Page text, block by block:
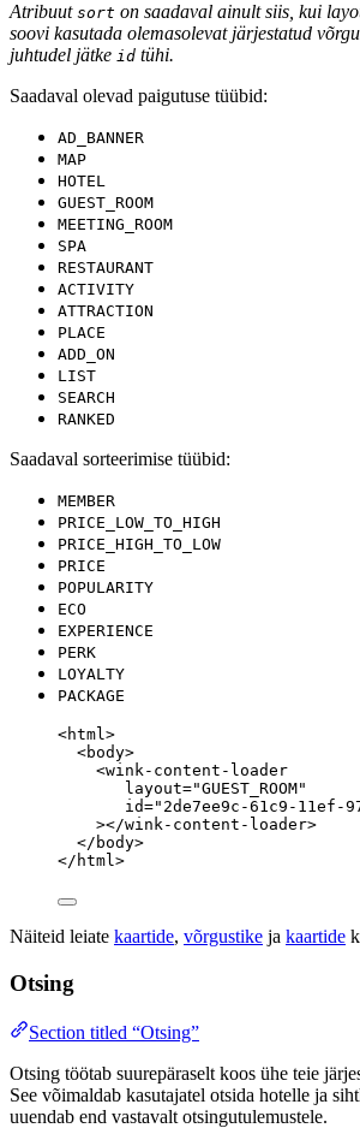
Atribuut sort on saadaval ainult siis, kui
soovi kasutada olemasolevat järjestatud
juhtudel jätke id tühi.
Saadaval olevad paigutuse tüübid:
AD_BANNER
MAP
HOTEL
GUEST_ROOM
MEETING_ROOM
SPA
RESTAURANT
ACTIVITY
ATTRACTION
PLACE
ADD_ON
LIST
SEARCH
RANKED
Saadaval sorteerimise tüübid:
MEMBER
PRICE_LOW_TO_HIGH
PRICE_HIGH_TO_LOW
PRICE
POPULARITY
ECO
EXPERIENCE
PERK
LOYALTY
PACKAGE
<html>
<body>
<wink-content-loader
layout="GUEST_ROOM"
id=" 2de7ee9c-61c9-11ef-
></wink-content-loader>
</ body>
</ html>
Näiteid leiate kaartide, võrgustike ja kaartide
Otsing
Section titled “Otsing”
Otsing töötab suurepäraselt koos ühe teie
See võimaldab kasutajatel otsida hotelle ja
uuendab end vastavalt otsingutulemustele.